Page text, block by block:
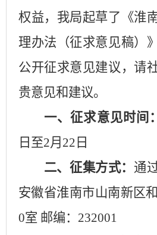
权益，我局起草了《淮
理办法（征求意见稿）
公开征求意见建议，请
贵意见和建议。
一、征求意见时间：
日至2月 22 日
二、征集方式： 通
安徽省淮南市山南新区
0室 邮编： 232001